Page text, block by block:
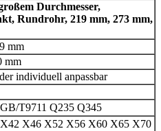
Durchmesser,
Rundrohr, 219 mm, 273 mm,
mm
mm
individuell anpassbar
T9711 Q235 Q345
X46 X52 X56 X60 X65 X70